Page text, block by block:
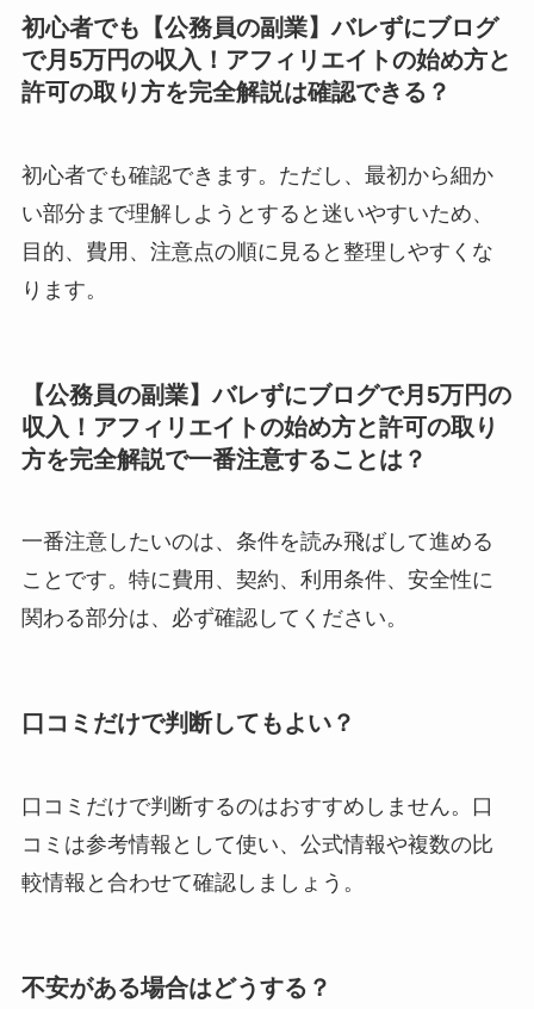
初心者でも【公務員の副業】バレずにブログ
で月5万円の収入！アフィリエイトの始め方と
許可の取り方を完全解説は確認できる？
初心者でも確認できます。ただし、最初から細か
い部分まで理解しようとすると迷いやすいため、
目的、費用、注意点の順に見ると整理しやすくな
ります。
【公務員の副業】バレずにブログで月5万円の
収入！アフィリエイトの始め方と許可の取り
方を完全解説で一番注意することは？
一番注意したいのは、条件を読み飛ばして進める
ことです。特に費用、契約、利用条件、安全性に
関わる部分は、必ず確認してください。
口コミだけで判断してもよい？
口コミだけで判断するのはおすすめしません。口
コミは参考情報として使い、公式情報や複数の比
較情報と合わせて確認しましょう。
不安がある場合はどうする？